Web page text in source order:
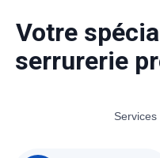
Votre
serrurerie